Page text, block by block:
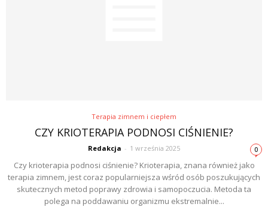
Terapia zimnem i ciepłem
CZY KRIOTERAPIA PODNOSI CIŚNIENIE?
Redakcja - 1 września 2025 0
Czy krioterapia podnosi ciśnienie? Krioterapia, znana również jako
terapia zimnem, jest coraz popularniejsza wśród osób poszukujących
skutecznych metod poprawy zdrowia i samopoczucia. Metoda ta
polega na poddawaniu organizmu ekstremalnie...